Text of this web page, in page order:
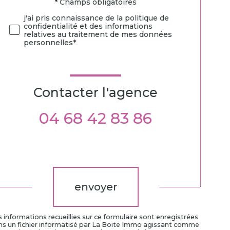
Validation* Champs obligatoires
j'ai pris connaissance de la politique de
confidentialité et des informations
relatives au traitement de mes données
personnelles*
Contacter l'agence
04 68 42 83 86
envoyer
informations recueillies sur ce formulaire sont enregistrées
un fichier informatisé par La Boite Immo agissant comme